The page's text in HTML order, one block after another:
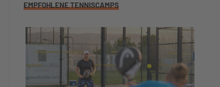
EMPFOHLENE TENNISCAMPS